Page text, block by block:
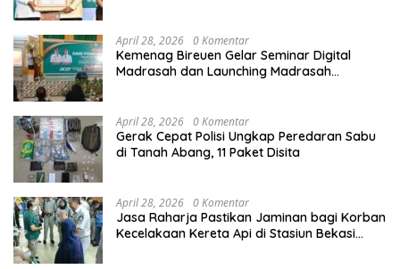
April 28, 2026 0 Komentar
Kemenag Bireuen Gelar Seminar Digital
Madrasah dan Launching Madrasah
April 28, 2026 0 Komentar
Gerak Cepat Polisi Ungkap Peredaran Sabu
di Tanah Abang, 11 Paket Disita
April 28, 2026 0 Komentar
Jasa Raharja Pastikan Jaminan bagi Korban
Kecelakaan Kereta Api di Stasiun Bekasi